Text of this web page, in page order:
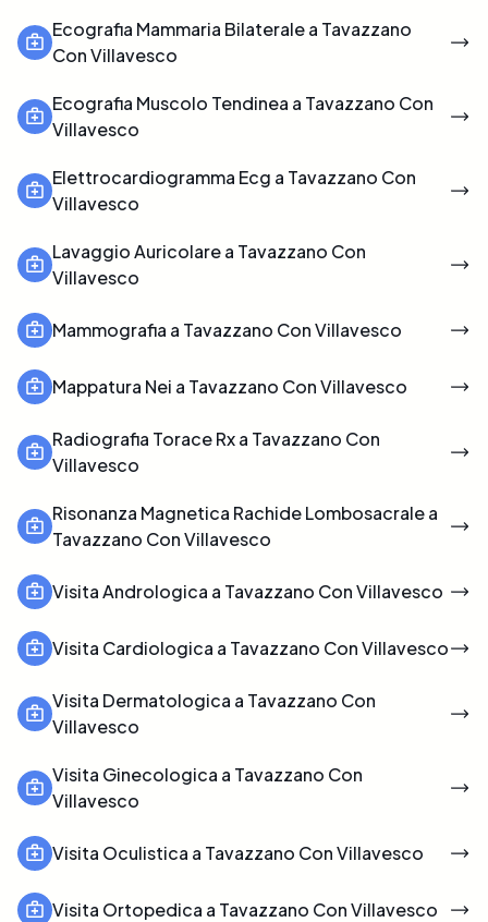
Ecografia Mammaria Bilaterale a Tavazzano
Con Villavesco
Ecografia Muscolo Tendinea a Tavazzano Con
Villavesco
Elettrocardiogramma Ecg a Tavazzano Con
Villavesco
Lavaggio Auricolare a Tavazzano Con
Villavesco
Mammografia a Tavazzano Con Villavesco
Mappatura Nei a Tavazzano Con Villavesco
Radiografia Torace Rx a Tavazzano Con
Villavesco
Risonanza Magnetica Rachide Lombosacrale a
Tavazzano Con Villavesco
Visita Andrologica a Tavazzano Con Villavesco
Visita Cardiologica a Tavazzano Con Villavesco
Visita Dermatologica a Tavazzano Con
Villavesco
Visita Ginecologica a Tavazzano Con
Villavesco
Visita Oculistica a Tavazzano Con Villavesco
Visita Ortopedica a Tavazzano Con Villavesco